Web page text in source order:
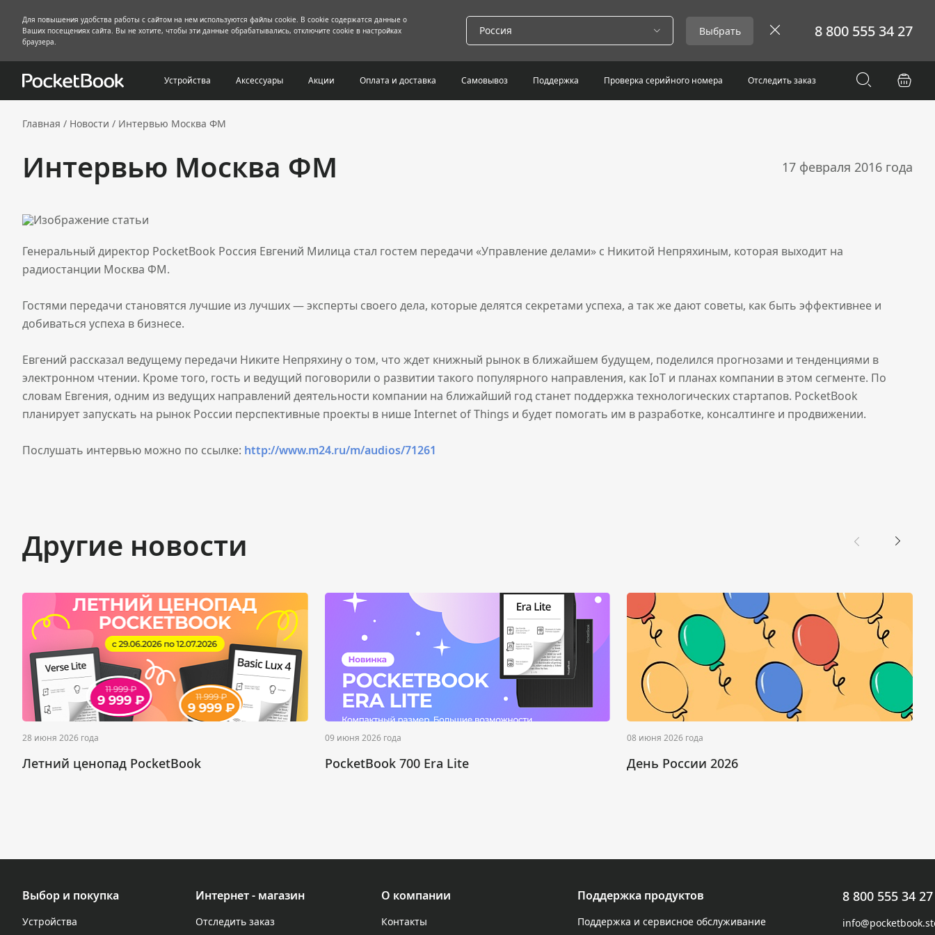
Для повышения удобства работы с сайтом на нем используются файлы cookie. В cookie содержатся данные о
Ваших посещениях сайта. Вы не хотите, чтобы эти данные обрабатывались, отключите cookie в настройках
браузера.
Россия Выбрать 8 800 555 34 27
Устройства Аксессуары Акции Оплата и доставка Самовывоз Поддержка Проверка серийного номера Отследить заказ
Главная / Новости / Интервью Москва ФМ
Интервью Москва ФМ 17 февраля 2016 года
Генеральный директор PocketBook Россия Евгений Милица стал гостем передачи «Управление делами» с Никитой Непряхиным, которая выходит на
радиостанции Москва ФМ.
Гостями передачи становятся лучшие из лучших — эксперты своего дела, которые делятся секретами успеха, а так же дают советы, как быть эффективнее и
добиваться успеха в бизнесе.
Евгений рассказал ведущему передачи Никите Непряхину о том, что ждет книжный рынок в ближайшем будущем, поделился прогнозами и тенденциями в
электронном чтении. Кроме того, гость и ведущий поговорили о развитии такого популярного направления, как IoT и планах компании в этом сегменте. По
словам Евгения, одним из ведущих направлений деятельности компании на ближайший год станет поддержка технологических стартапов. PocketBook
планирует запускать на рынок России перспективные проекты в нише Internet of Things и будет помогать им в разработке, консалтинге и продвижении.
Послушать интервью можно по ссылке: http://www.m24.ru/m/audios/71261
Другие новости
28 июня 2026 года
Летний ценопад PocketBook
09 июня 2026 года
PocketBook 700 Era Lite
08 июня 2026 года
День России 2026
Выбор и покупка
Устройства
Интернет - магазин
Отследить заказ
О компании
Контакты
Поддержка продуктов
Поддержка и сервисное обслуживание
8 800 555 34 27